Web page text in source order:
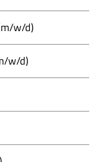
w/d)
w/d)